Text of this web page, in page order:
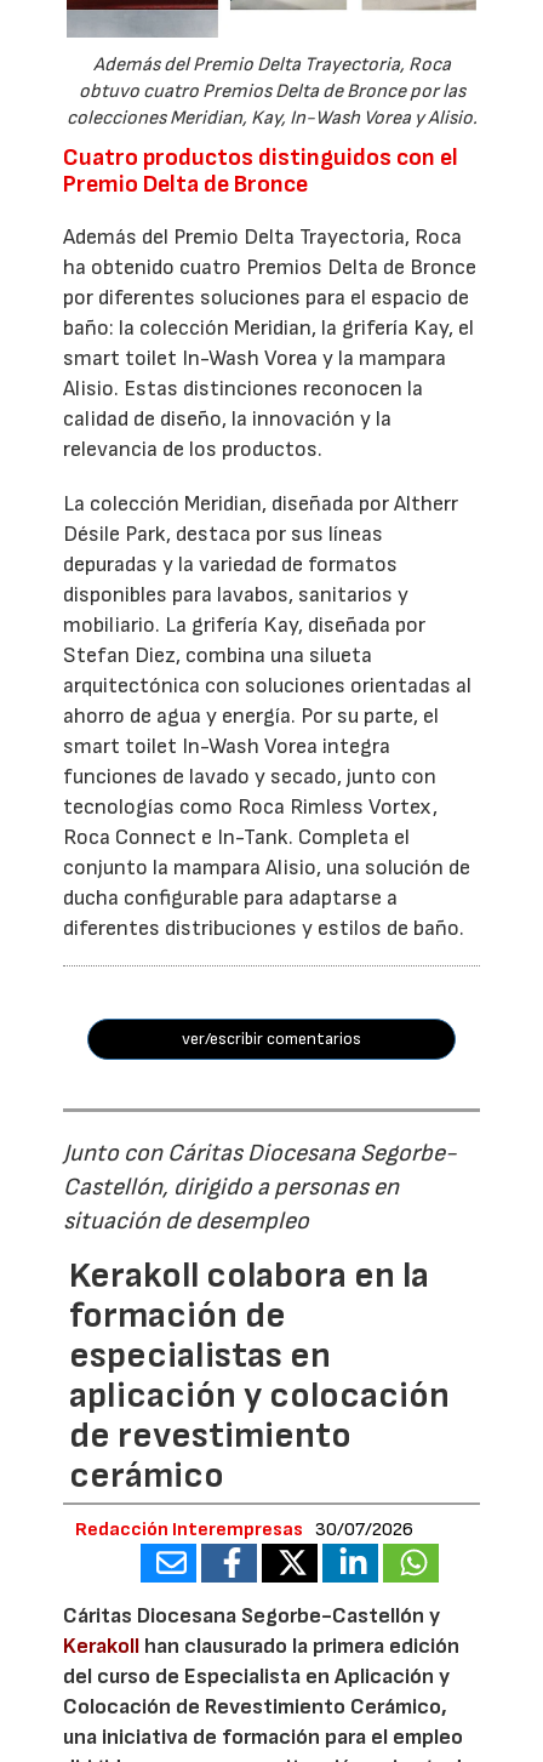
Además del Premio Delta Trayectoria, Roca
obtuvo cuatro Premios Delta de Bronce por las
colecciones Meridian, Kay, In-Wash Vorea y Alisio.
Cuatro productos distinguidos con el
Premio Delta de Bronce
Además del Premio Delta Trayectoria, Roca
ha obtenido cuatro Premios Delta de Bronce
por diferentes soluciones para el espacio de
baño: la colección Meridian, la grifería Kay, el
smart toilet In-Wash Vorea y la mampara
Alisio. Estas distinciones reconocen la
calidad de diseño, la innovación y la
relevancia de los productos.
La colección Meridian, diseñada por Altherr
Désile Park, destaca por sus líneas
depuradas y la variedad de formatos
disponibles para lavabos, sanitarios y
mobiliario. La grifería Kay, diseñada por
Stefan Diez, combina una silueta
arquitectónica con soluciones orientadas al
ahorro de agua y energía. Por su parte, el
smart toilet In-Wash Vorea integra
funciones de lavado y secado, junto con
tecnologías como Roca Rimless Vortex,
Roca Connect e In-Tank. Completa el
conjunto la mampara Alisio, una solución de
ducha configurable para adaptarse a
diferentes distribuciones y estilos de baño.
ver/escribir comentarios
Junto con Cáritas Diocesana Segorbe-
Castellón, dirigido a personas en
situación de desempleo
Kerakoll colabora en la
formación de
especialistas en
aplicación y colocación
de revestimiento
cerámico
Redacción Interempresas 30/07/2026
Cáritas Diocesana Segorbe-Castellón y
Kerakoll han clausurado la primera edición
del curso de Especialista en Aplicación y
Colocación de Revestimiento Cerámico,
una iniciativa de formación para el empleo